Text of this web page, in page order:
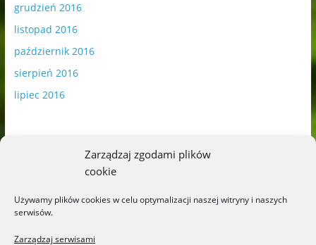
Zarządzaj zgodami plików
cookie
Używamy plików cookies w celu optymalizacji naszej witryny i naszych
serwisów.
Zarządzaj serwisami
grudzień 2016
listopad 2016
październik 2016
sierpień 2016
lipiec 2016